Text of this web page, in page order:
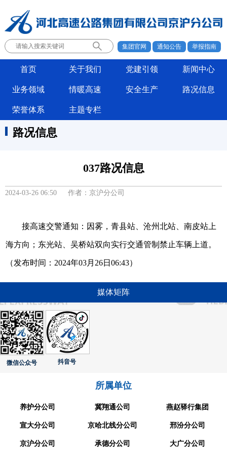
集团官网 通知公告 举报指南
首页 关于我们 党建引领 新闻中心
业务领域 情暖高速 安全生产 路况信息
荣誉体系 主题专栏
路况信息
037路况信息
2024-03-26 06:50 作者：京沪分公司
接高速交警通知：因雾，青县站、沧州北站、南皮站上
海方向；东光站、吴桥站双向实行交通管制禁止车辆上道。
（发布时间：2024年03月26日06:43）
媒体矩阵
微信公众号 抖音号
所属单位
养护分公司 冀翔通公司 燕赵驿行集团
宣大分公司 京哈北线分公司 邢汾分公司
京沪分公司 承德分公司 大广分公司